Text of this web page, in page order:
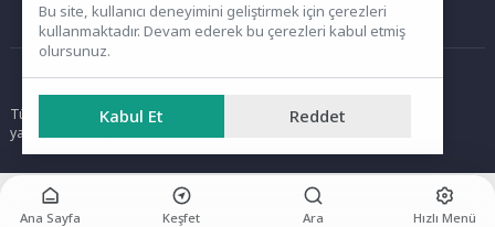
Ana Sayfa
Tüm hakları saklıdır. Sitede yer alan içerikler izinsiz kopyalanamaz,
yayımlanamaz ve kullanılamaz.
Ana Sayfa Keşfet Ara Hızlı Menü
Bu site, kullanıcı deneyimini geliştirmek için çerezleri
kullanmaktadır. Devam ederek bu çerezleri kabul etmiş
olursunuz.
Kabul Et Reddet